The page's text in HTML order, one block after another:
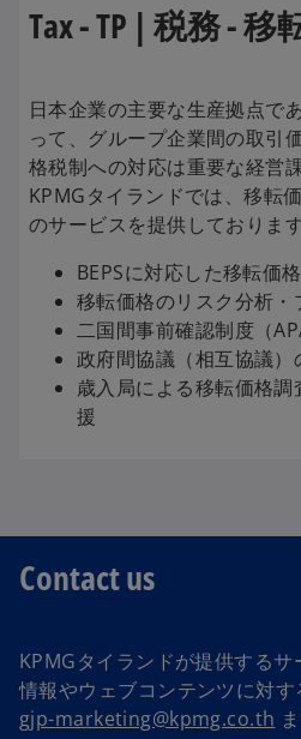
Tax - TP | 税務 - 移
日本企業の主要な生産拠点で
って、グループ企業間の取引
格税制への対応は重要な経営
KPMGタイランドでは、移転
のサービスを提供しております
BEPSに対応した移転価
移転価格のリスク分析・
二国間事前確認制度（
政府間協議（相互協議）
歳入局による移転価格
援
Contact us
KPMGタイランドが提供する
情報やウェブコンテンツに対
gjp-marketing@kpmg.co.th